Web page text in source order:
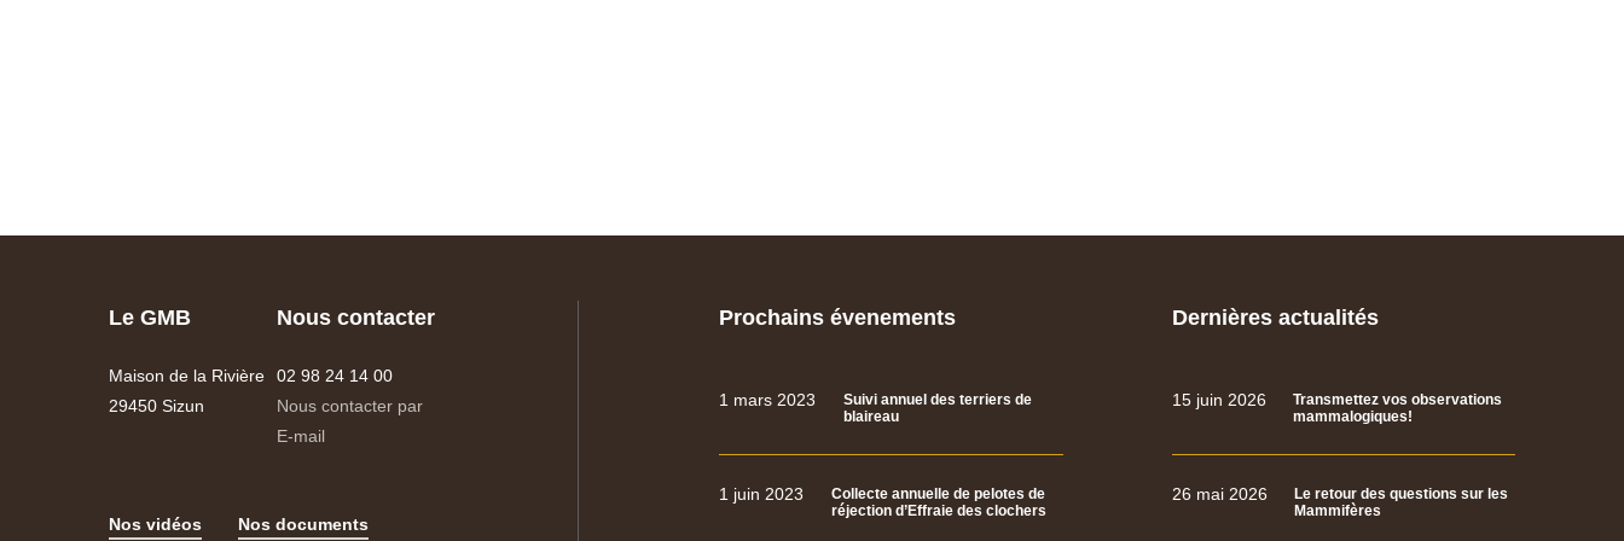
Le GMB
Maison de la Rivière
29450 Sizun
Nous contacter
02 98 24 14 00
Nous contacter par
E-mail
Nos vidéos Nos documents
Prochains évenements
1 mars 2023
Suivi annuel des terriers de
blaireau
1 juin 2023
Collecte annuelle de pelotes de
réjection d’Effraie des clochers
Dernières actualités
15 juin 2026
Transmettez vos observations
mammalogiques!
26 mai 2026
Le retour des questions sur les
Mammifères